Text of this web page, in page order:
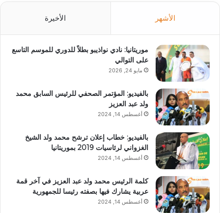
الأشهر الأخيرة
موريتانيا: نادي نواذيبو بطلاً للدوري للموسم التاسع
على التوالي
مايو 24, 2026
بالفيديو: المؤتمر الصحفي للرئيس السابق محمد
ولد عبد العزيز
أغسطس 14, 2024
بالفيديو: خطاب إعلان ترشح محمد ولد الشيخ
الغزواني لرئاسيات 2019 بموريتانيا
أغسطس 14, 2024
كلمة الرئيس محمد ولد عبد العزيز في آخر قمة
عربية يشارك فيها بصفته رئيسا للجمهورية
أغسطس 14, 2024